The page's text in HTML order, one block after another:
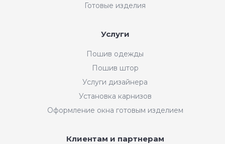
Готовые изделия
Услуги
Пошив одежды
Пошив штор
Услуги дизайнера
Установка карнизов
Оформление окна готовым изделием
Клиентам и партнерам